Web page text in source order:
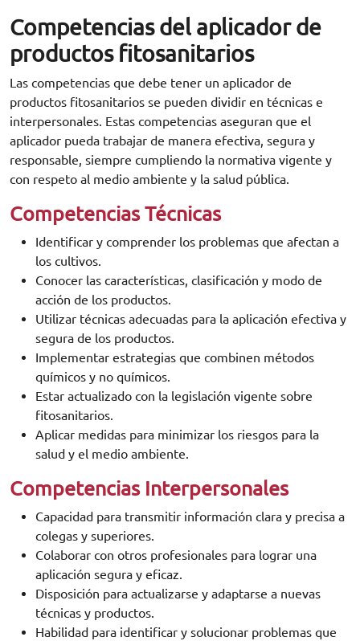
Competencias del aplicador de
productos fitosanitarios
Las competencias que debe tener un aplicador de
productos fitosanitarios se pueden dividir en técnicas e
interpersonales. Estas competencias aseguran que el
aplicador pueda trabajar de manera efectiva, segura y
responsable, siempre cumpliendo la normativa vigente y
con respeto al medio ambiente y la salud pública.
Competencias Técnicas
Identificar y comprender los problemas que afectan a
los cultivos.
Conocer las características, clasificación y modo de
acción de los productos.
Utilizar técnicas adecuadas para la aplicación efectiva y
segura de los productos.
Implementar estrategias que combinen métodos
químicos y no químicos.
Estar actualizado con la legislación vigente sobre
fitosanitarios.
Aplicar medidas para minimizar los riesgos para la
salud y el medio ambiente.
Competencias Interpersonales
Capacidad para transmitir información clara y precisa a
colegas y superiores.
Colaborar con otros profesionales para lograr una
aplicación segura y eficaz.
Disposición para actualizarse y adaptarse a nuevas
técnicas y productos.
Habilidad para identificar y solucionar problemas que